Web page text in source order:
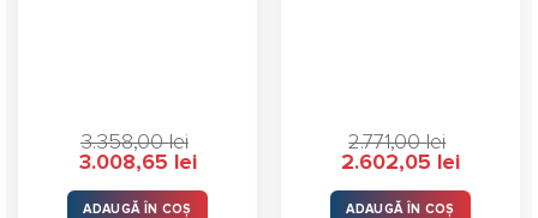
3.358,00lei
Prețul
inițial
a
fost:
3.008,65 leiPrețul
curent
este:
ADAUGĂ ÎN COȘ
2.771,00lei
Prețul
inițial
a
fost:
2.602,05 leiPrețul
curent
este:
ADAUGĂ ÎN COȘ